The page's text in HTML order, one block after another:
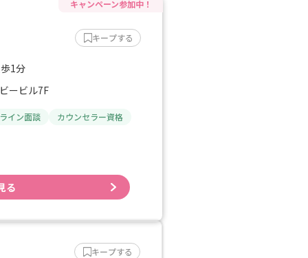
キープする
1分
ービル7F
イン面談 カウンセラー資格
る
キープする